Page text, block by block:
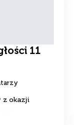
11
z okazji